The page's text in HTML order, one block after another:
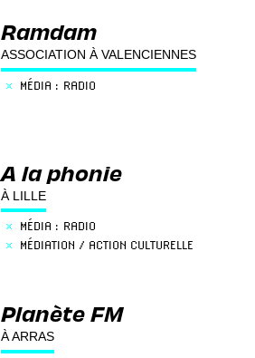
Ramdam
ASSOCIATION À VALENCIENNES
× MÉDIA : RADIO
A la phonie
À LILLE
× MÉDIA : RADIO
× MÉDIATION / ACTION CULTURELLE
Planète FM
À ARRAS